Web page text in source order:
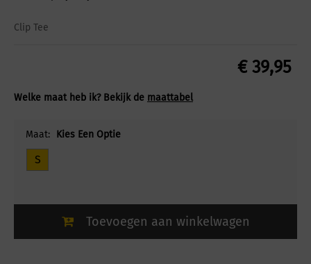
Clip Tee
€39,95
Welke maat heb ik? Bekijk de maattabel
Maat: Kies Een Optie
S
Toevoegen aan winkelwagen